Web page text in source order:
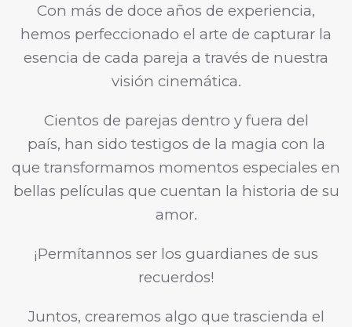
Con más de doce años de experiencia,
hemos perfeccionado el arte de capturar la
esencia de cada pareja a través de nuestra
visión cinemática.
Cientos de parejas dentro y fuera del
país, han sido testigos de la magia con la
que transformamos momentos especiales en
bellas películas que cuentan la historia de su
amor.
¡Permítannos ser los guardianes de sus
recuerdos!
Juntos, crearemos algo que trascienda el